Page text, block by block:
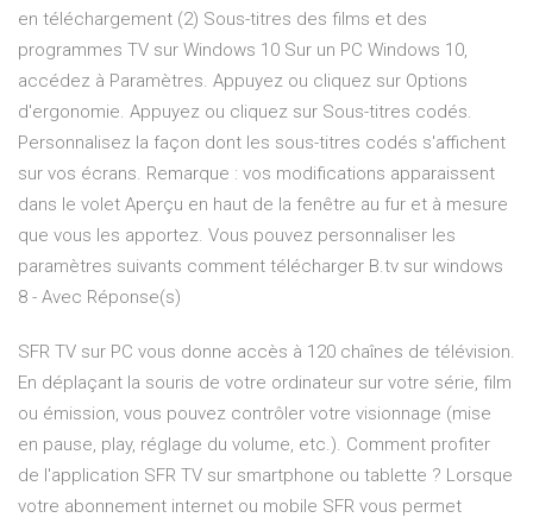
en téléchargement (2) Sous-titres des films et des
programmes TV sur Windows 10 Sur un PC Windows 10,
accédez à Paramètres. Appuyez ou cliquez sur Options
d'ergonomie. Appuyez ou cliquez sur Sous-titres codés.
Personnalisez la façon dont les sous-titres codés s'affichent
sur vos écrans. Remarque : vos modifications apparaissent
dans le volet Aperçu en haut de la fenêtre au fur et à mesure
que vous les apportez. Vous pouvez personnaliser les
paramètres suivants comment télécharger B.tv sur windows
8 - Avec Réponse(s)
SFR TV sur PC vous donne accès à 120 chaînes de télévision.
En déplaçant la souris de votre ordinateur sur votre série, film
ou émission, vous pouvez contrôler votre visionnage (mise
en pause, play, réglage du volume, etc.). Comment profiter
de l'application SFR TV sur smartphone ou tablette ? Lorsque
votre abonnement internet ou mobile SFR vous permet